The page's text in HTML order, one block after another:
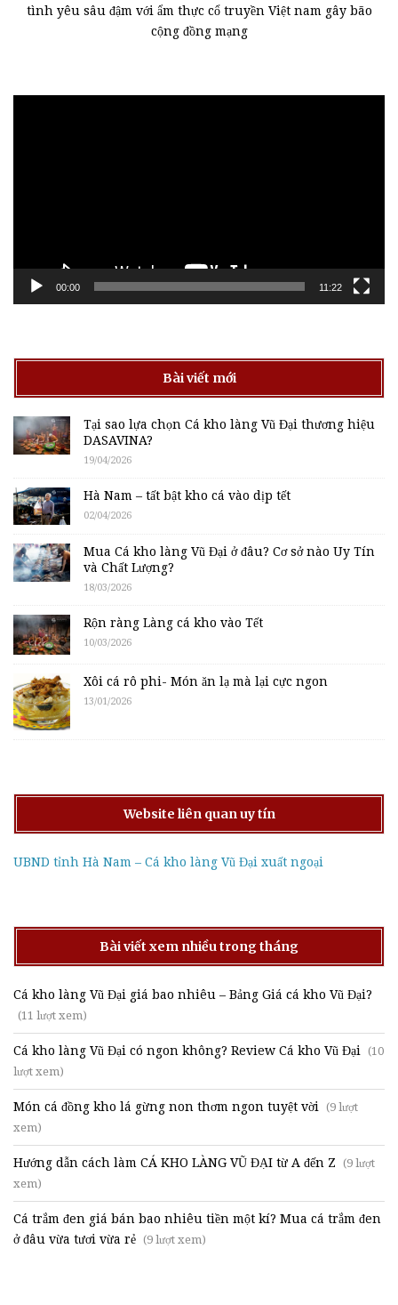
tình yêu sâu đậm với ẩm thực cổ truyền Việt nam gây bão
cộng đồng mạng
00:00 11:22
Bài viết mới
Tại sao lựa chọn Cá kho làng Vũ Đại thương hiệu
DASAVINA?
19/04/2026
Hà Nam – tất bật kho cá vào dịp tết
02/04/2026
Mua Cá kho làng Vũ Đại ở đâu? Cơ sở nào Uy Tín
và Chất Lượng?
18/03/2026
Rộn ràng Làng cá kho vào Tết
10/03/2026
Xôi cá rô phi- Món ăn lạ mà lại cực ngon
13/01/2026
Website liên quan uy tín
UBND tỉnh Hà Nam – Cá kho làng Vũ Đại xuất ngoại
Bài viết xem nhiều trong tháng
Cá kho làng Vũ Đại giá bao nhiêu – Bảng Giá cá kho Vũ Đại?
(11 lượt xem)
Cá kho làng Vũ Đại có ngon không? Review Cá kho Vũ Đại (10
lượt xem)
Món cá đồng kho lá gừng non thơm ngon tuyệt vời (9 lượt
xem)
Hướng dẫn cách làm CÁ KHO LÀNG VŨ ĐẠI từ A đến Z (9 lượt
xem)
Cá trắm đen giá bán bao nhiêu tiền một kí? Mua cá trắm đen
ở đâu vừa tươi vừa rẻ (9 lượt xem)